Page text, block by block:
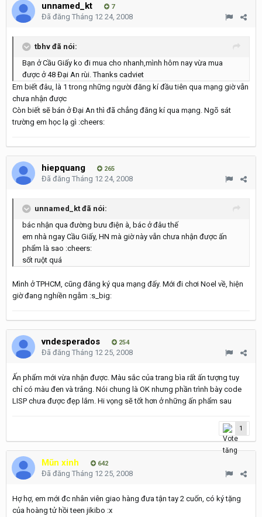
unnamed_kt 7
Đã đăng Tháng 12 24, 2008
tbhv đã nói:
Bạn ở Cầu Giấy ko đi mua cho nhanh,mình hôm nay vừa mua
được ở 48 Đại An rùi. Thanks cadviet
Em biết đâu, là 1 trong những người đăng kí đầu tiên qua mạng giờ vẫn
chưa nhận được
Còn biết sẽ bán ở Đại An thì đã chẳng đăng kí qua mạng. Ngõ sát
trường em học lạ gì :cheers:
hiepquang 265
Đã đăng Tháng 12 24, 2008
unnamed_kt đã nói:
bác nhận qua đường bưu điện à, bác ở đâu thế
em nhà ngay Cầu Giấy, HN mà giờ này vẫn chưa nhận được ấn
phẩm là sao :cheers:
sốt ruột quá
Mình ở TPHCM, cũng đăng ký qua mạng đấy. Mới đi chơi Noel về, hiện
giờ đang nghiền ngẫm :s_big:
vndesperados 254
Đã đăng Tháng 12 25, 2008
Ấn phẩm mới vừa nhận được. Màu sắc của trang bìa rất ấn tượng tuy
chỉ có màu đen và trắng. Nói chung là OK nhưng phần trình bày code
LISP chưa được đẹp lắm. Hi vọng sẽ tốt hơn ở những ấn phẩm sau
1
Mũn xinh 642
Đã đăng Tháng 12 25, 2008
Hợ hợ, em mới đc nhân viên giao hàng đưa tận tay 2 cuốn, có ký tặng
của hoàng tử hồi teen jikibo :x